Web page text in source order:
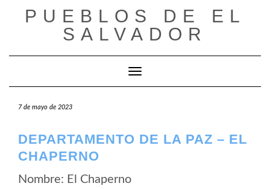
PUEBLOS DE EL
SALVADOR
Cambiar modo de navegación
7 de mayo de 2023
DEPARTAMENTO DE LA PAZ – EL
CHAPERNO
Nombre: El Chaperno